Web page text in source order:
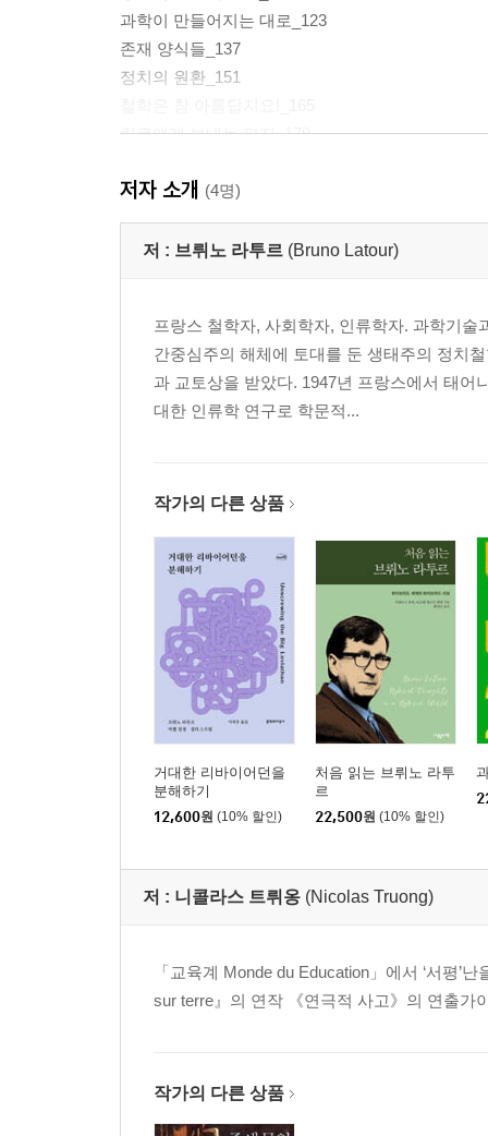
과학이 만들어지는 대로_123
존재 양식들_137
정치의 원환_151
릴로에게 보내는 편지_179
감사의 글_183
해제: 모든 것을 전부 다시 해야 한다_185
저자 소개 (4명)
저 : 브뤼노 라투르 (Bruno Latour)
프랑스 철학자, 사회학자, 인류학자. 과학기
간중심주의 해체에 토대를 둔 생태주의 정치
과 교토상을 받았다. 1947년 프랑스에서 태
대한 인류학 연구로 학문적...
작가의 다른 상품
거대한 리바이어던을
분해하기
12,600원 (10% 할인)
처음 읽는 브뤼노 라투
르
22,500원 (10% 할인)
저 : 니콜라스 트뤼옹 (Nicolas Truong)
「교육계 Monde du Education」에서 ‘서평’
sur terre』의 연작 《연극적 사고》의 연출가
작가의 다른 상품